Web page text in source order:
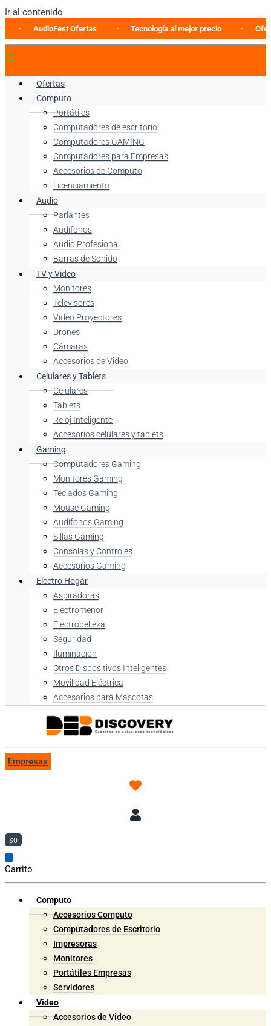
Ir al contenido
AudioFest Ofertas Tecnología al mejor precio Oferta
Ofertas
Computo
Portátiles
Computadores de escritorio
Computadores GAMING
Computadores para Empresas
Accesorios de Computo
Licenciamiento
Audio
Parlantes
Audífonos
Audio Profesional
Barras de Sonido
TV y Video
Monitores
Televisores
Video Proyectores
Drones
Cámaras
Accesorios de Video
Celulares y Tablets
Celulares
Tablets
Reloj Inteligente
Accesorios celulares y tablets
Gaming
Computadores Gaming
Monitores Gaming
Teclados Gaming
Mouse Gaming
Audífonos Gaming
Sillas Gaming
Consolas y Controles
Accesorios Gaming
Electro Hogar
Aspiradoras
Electromenor
Electrobelleza
Seguridad
Iluminación
Otros Dispositivos Inteligentes
Movilidad Eléctrica
Accesorios para Mascotas
Empresas
$0
Carrito
Computo
Accesorios Computo
Computadores de Escritorio
Impresoras
Monitores
Portátiles Empresas
Servidores
Video
Accesorios de Video